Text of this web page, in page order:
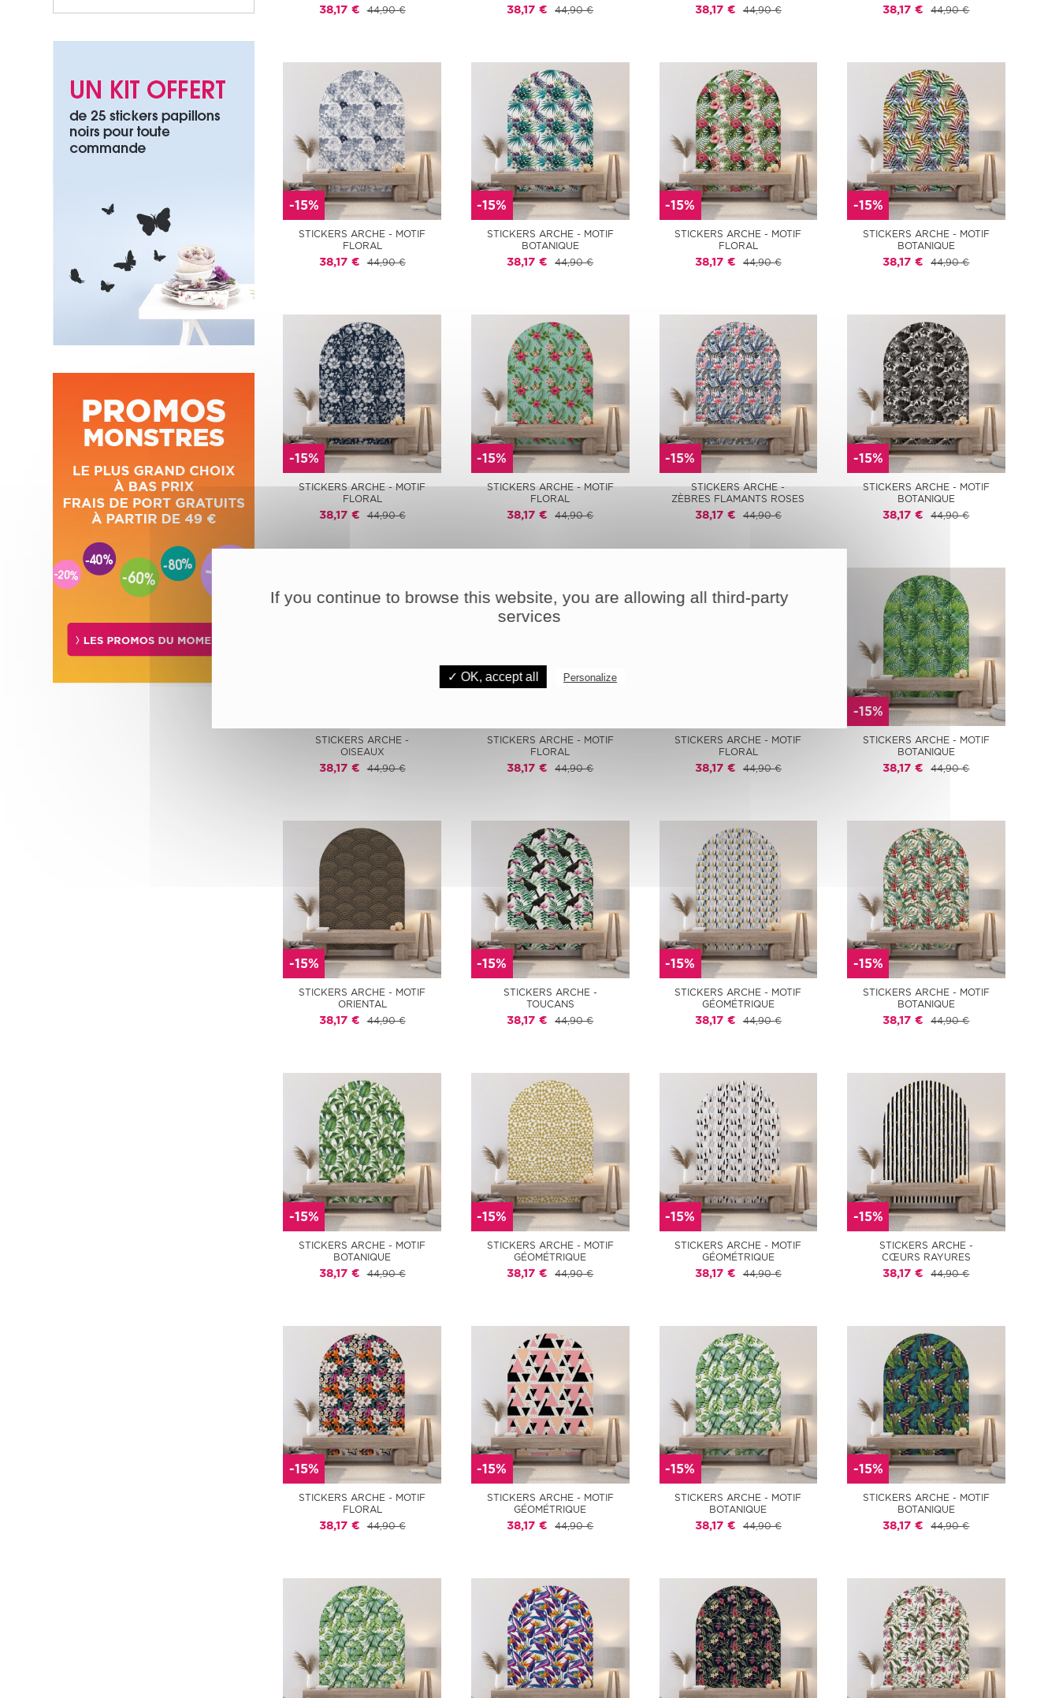
38,17 € 44,90 € 38,17 € 44,90 € 38,17 € 44,90 € 38,17 € 44,90 €
-15%
STICKERS ARCHE - MOTIF
FLORAL
38,17 € 44,90 €
-15%
STICKERS ARCHE - MOTIF
BOTANIQUE
38,17 € 44,90 €
-15%
STICKERS ARCHE - MOTIF
FLORAL
38,17 € 44,90 €
-15%
STICKERS ARCHE - MOTIF
BOTANIQUE
38,17 € 44,90 €
-15%
STICKERS ARCHE - MOTIF
FLORAL
38,17 € 44,90 €
-15%
STICKERS ARCHE - MOTIF
FLORAL
38,17 € 44,90 €
-15%
STICKERS ARCHE -
ZÈBRES FLAMANTS ROSES
38,17 € 44,90 €
-15%
STICKERS ARCHE - MOTIF
BOTANIQUE
38,17 € 44,90 €
STICKERS ARCHE -
OISEAUX
38,17 € 44,90 €
STICKERS ARCHE - MOTIF
FLORAL
38,17 € 44,90 €
STICKERS ARCHE - MOTIF
FLORAL
38,17 € 44,90 €
-15%
STICKERS ARCHE - MOTIF
BOTANIQUE
38,17 € 44,90 €
-15%
STICKERS ARCHE - MOTIF
ORIENTAL
38,17 € 44,90 €
-15%
STICKERS ARCHE -
TOUCANS
38,17 € 44,90 €
-15%
STICKERS ARCHE - MOTIF
GÉOMÉTRIQUE
38,17 € 44,90 €
-15%
STICKERS ARCHE - MOTIF
BOTANIQUE
38,17 € 44,90 €
-15%
STICKERS ARCHE - MOTIF
BOTANIQUE
38,17 € 44,90 €
-15%
STICKERS ARCHE - MOTIF
GÉOMÉTRIQUE
38,17 € 44,90 €
-15%
STICKERS ARCHE - MOTIF
GÉOMÉTRIQUE
38,17 € 44,90 €
-15%
STICKERS ARCHE -
CŒURS RAYURES
38,17 € 44,90 €
-15%
STICKERS ARCHE - MOTIF
FLORAL
38,17 € 44,90 €
-15%
STICKERS ARCHE - MOTIF
GÉOMÉTRIQUE
38,17 € 44,90 €
-15%
STICKERS ARCHE - MOTIF
BOTANIQUE
38,17 € 44,90 €
-15%
STICKERS ARCHE - MOTIF
BOTANIQUE
38,17 € 44,90 €
If you continue to browse this website, you are allowing all third-party
services
✓ OK, accept all Personalize